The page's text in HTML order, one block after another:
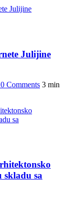
Julijine
0 Comments 3 min
skladu sa